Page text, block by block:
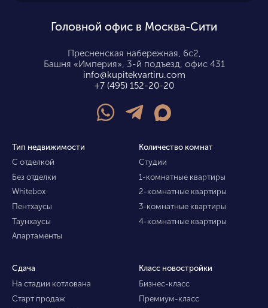
Головной офис в Москва-Сити
Пресненская набережная, 6с2,
Башня «Империя», 3-й подъезд, офис 431
info@kupitekvartiru.com
+7 (495) 152-20-20
Тип недвижимости
С отделкой
Без отделки
Whitebox
Пентхаусы
Таунхаусы
Апартаменты
Количество комнат
Студии
1-комнатные квартиры
2-комнатные квартиры
3-комнатные квартиры
4-комнатные квартиры
Сдача
На стадии котлована
Старт продаж
Класс новостройки
Бизнес-класс
Премиум-класс